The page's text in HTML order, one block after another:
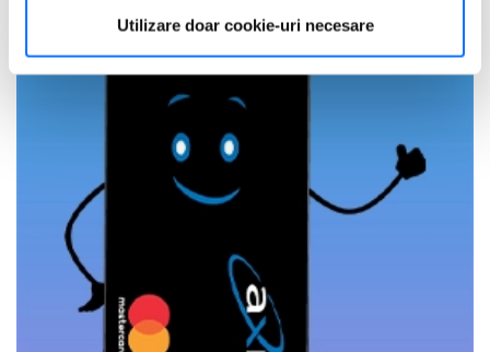
dvs. personale și configurați-vă preferințele la
cu detalii. Vă puteți modifica sau retrage oricând acordul
Utilizam cookie-uri pentru a personaliza experienta dvs.
pe website, pentru a analiza traficul pe website, precum
si pentru activitatea noastra de publicitate online.
Folosind site-ul fără a modifica setările referitoare la
cookie-uri înseamnă că sunteti de acord cu folosirea
acestora.
Află mai multe aici.
Utilizare doar cookie-uri necesare